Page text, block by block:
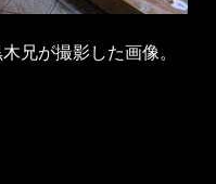
兄が撮影した画像。